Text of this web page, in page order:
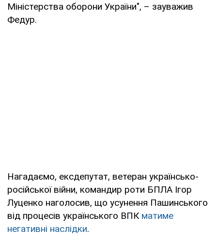
Міністерства оборони України", – зауважив
Федур.
Нагадаємо, ексдепутат, ветеран українсько-
російської війни, командир роти БПЛА Ігор
Луценко наголосив, що усунення Пашинського
від процесів українського ВПК матиме
негативні наслідки.